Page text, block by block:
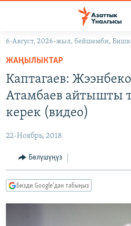
Навигацияга
өтүңүз
Издөөгө
салыңызКЫРГЫЗСТАН
МАДАНИЯТ
ТВ ПРОГРАММАЛАР
БҮГҮН АЗАТТЫКТА
ПОДКАСТ
Русский
6-Август, 2026-жыл, бейшемби,
ЖАҢЫЛЫКТАР
Каптагаев:
Атамбаев айтышты
керек (видео)
22-Ноябрь, 2018
Бөлүшүңүз
Бизди Google'дан табыңыз